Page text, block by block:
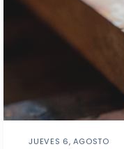
JUEVES 6, AGOSTO